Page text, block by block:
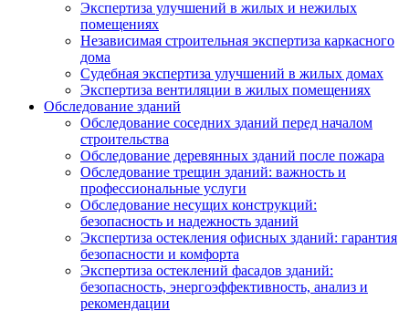
Экспертиза улучшений в жилых и нежилых
помещениях
Независимая строительная экспертиза каркасного
дома
Судебная экспертиза улучшений в жилых домах
Экспертиза вентиляции в жилых помещениях
Обследование зданий
Обследование соседних зданий перед началом
строительства
Обследование деревянных зданий после пожара
Обследование трещин зданий: важность и
профессиональные услуги
Обследование несущих конструкций:
безопасность и надежность зданий
Экспертиза остекления офисных зданий: гарантия
безопасности и комфорта
Экспертиза остеклений фасадов зданий:
безопасность, энергоэффективность, анализ и
рекомендации